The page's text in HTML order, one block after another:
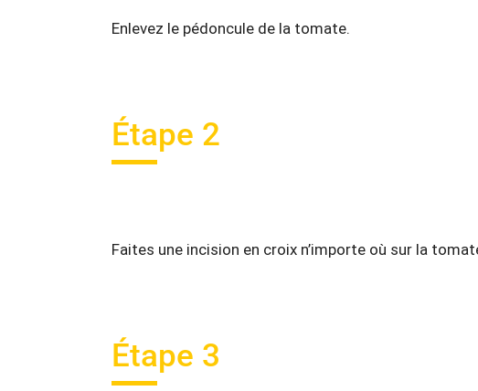
Enlevez le pédoncule de la tomate.
Étape 2
Faites une incision en croix n’importe où sur la
Étape 3